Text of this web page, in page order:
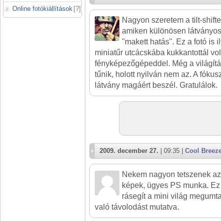
Online fotókiállítások [?]
Nagyon szeretem a tilt-
amiken különösen
"makett hatás". Ez a fotó is
miniatűr utcácskába kukkantottál
fényképezőgépeddel. Még a
tűnik, holott nyilván nem az. A
látvány magáért beszél. Gratulálok.
2009. december 27. | 09:35 | Cool
Nekem nagyon tetszenek
képek, ügyes PS munka.
rásegít a mini világ
való távolodást mutatva.